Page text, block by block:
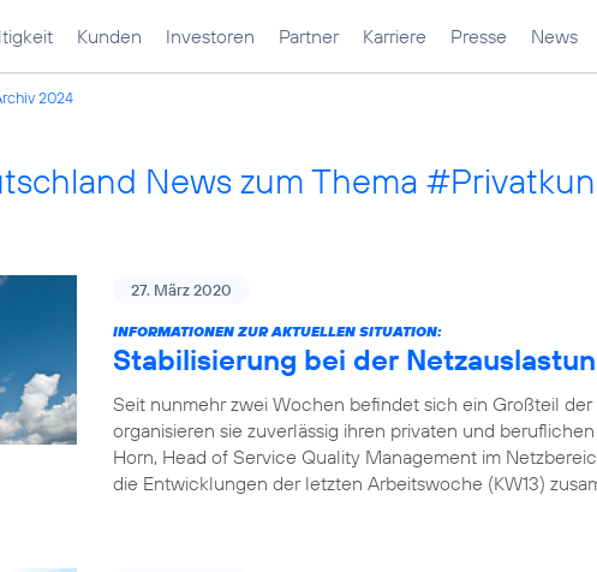
Kunden Investoren Partner Karriere Presse News
2024
News zum Thema
27. März 2020
INFORMATIONEN ZUR AKTUELLEN SITUATION:
Stabilisierung bei der
Seit nunmehr zwei Wochen befindet sich ein Großteil der
organisieren sie zuverlässig ihren privaten und
Horn, Head of Service Quality Management im
die Entwicklungen der letzten Arbeitswoche (KW13)